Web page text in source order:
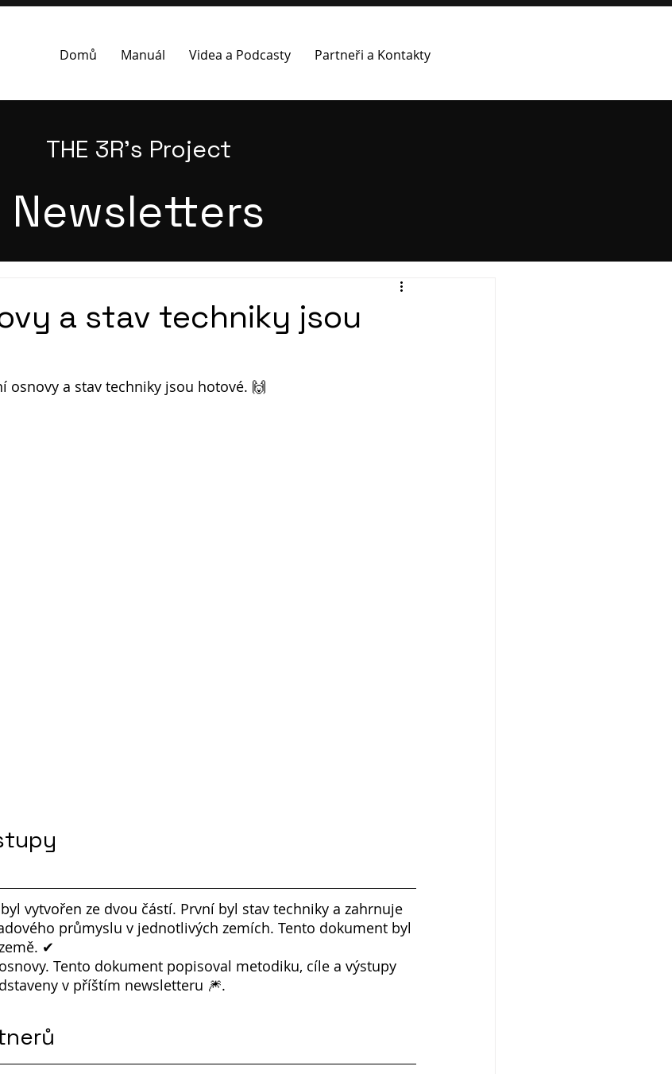
Domů Manuál Videa a Podcasty Partneři a Kontakty
THE 3R's Project
Newsletters
a stav techniky jsou
osnovy a stav techniky jsou hotové. 🙌
vytvořen ze dvou částí. První byl stav techniky a zahrnuje
průmyslu v jednotlivých zemích. Tento dokument byl
✔
Tento dokument popisoval metodiku, cíle a výstupy
v příštím newsletteru 🎆.